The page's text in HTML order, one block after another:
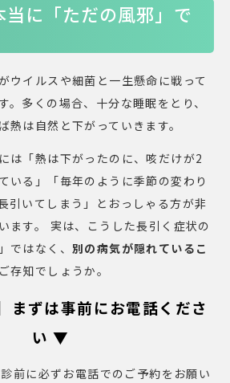
当に「ただの風邪」で
ウイルスや細菌と一生懸命に戦って
。多くの場合、十分な睡眠をとり、
熱は自然と下がっていきます。
は「熱は下がったのに、咳だけが2
いる」「毎年のように季節の変わり
引いてしまう」とおっしゃる方が非
ます。 実は、こうした長引く症状の
ではなく、 別の病気が隠れているこ
存知でしょうか。
まずは事前にお電話くださ
い ▼
前に必ずお電話でのご予約をお願い